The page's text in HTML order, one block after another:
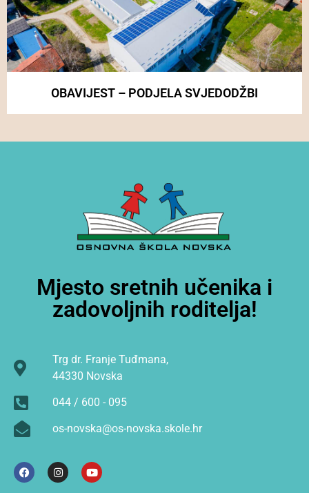
OBAVIJEST – PODJELA SVJEDODŽBI
Mjesto sretnih učenika i
zadovoljnih roditelja!
Trg dr. Franje Tuđmana,
44330 Novska
044 / 600 - 095
os-novska@os-novska.skole.hr